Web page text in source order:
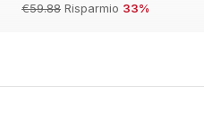
€59.88 Risparmio 33%